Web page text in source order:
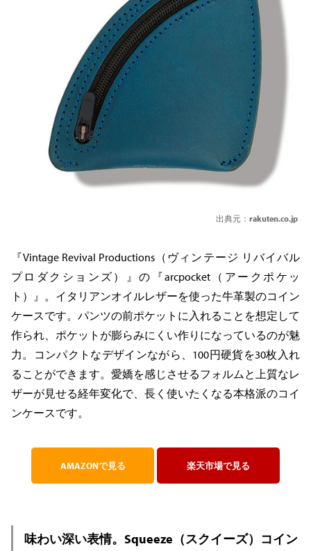
出典元： rakuten.co.jp
『Vintage Revival Productions（ヴィンテージ リバイバル
プロダクションズ）』の『arcpocket（アークポケッ
ト）』。イタリアンオイルレザーを使った牛革製のコイン
ケースです。パンツの前ポケットに入れることを想定して
作られ、ポケットが膨らみにくい作りになっているのが魅
力。コンパクトなデザインながら、100円硬貨を30枚入れ
ることができます。愛嬌を感じさせるフォルムと上質なレ
ザーが見せる経年変化で、長く使いたくなる本格派のコイ
ンケースです。
AMAZONで見る 楽天市場で見る
味わい深い表情。Squeeze（スクイーズ）コイン